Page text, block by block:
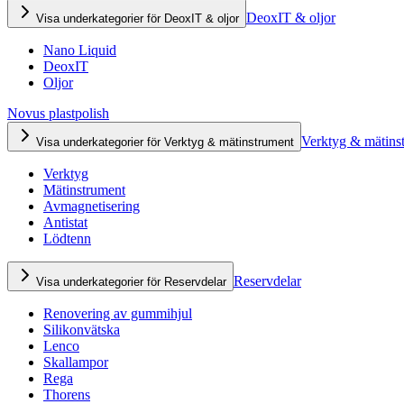
Visa underkategorier för DeoxIT & oljor DeoxIT & oljor
Nano Liquid
DeoxIT
Oljor
Novus plastpolish
Visa underkategorier för Verktyg & mätinstrument Verktyg &
Verktyg
Mätinstrument
Avmagnetisering
Antistat
Lödtenn
Visa underkategorier för Reservdelar Reservdelar
Renovering av gummihjul
Silikonvätska
Lenco
Skallampor
Rega
Thorens